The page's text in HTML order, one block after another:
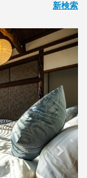
新検索
Next